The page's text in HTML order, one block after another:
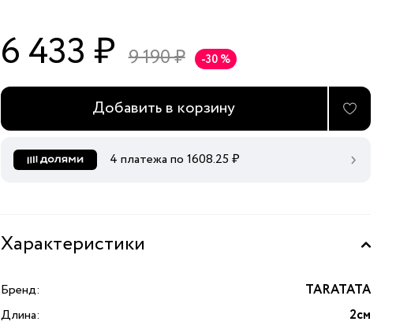
6 433 ₽ 9 190 ₽ -30 %
Добавить в корзину
4 платежа по 1608.25 ₽
Характеристики
Бренд:
TARATATA
Длина:
2см